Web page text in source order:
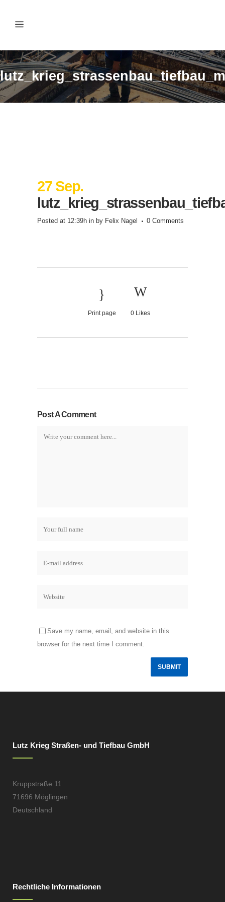
27 Sep.
Posted at 12:39h in by Felix Nagel 0 Comments
Print page 0Likes
Post A Comment
Save my name, email, and website in this
browser for the next time I comment.
Lutz Krieg Straßen- und Tiefbau GmbH
Kruppstraße 11
71696 Möglingen
Deutschland
Rechtliche Informationen